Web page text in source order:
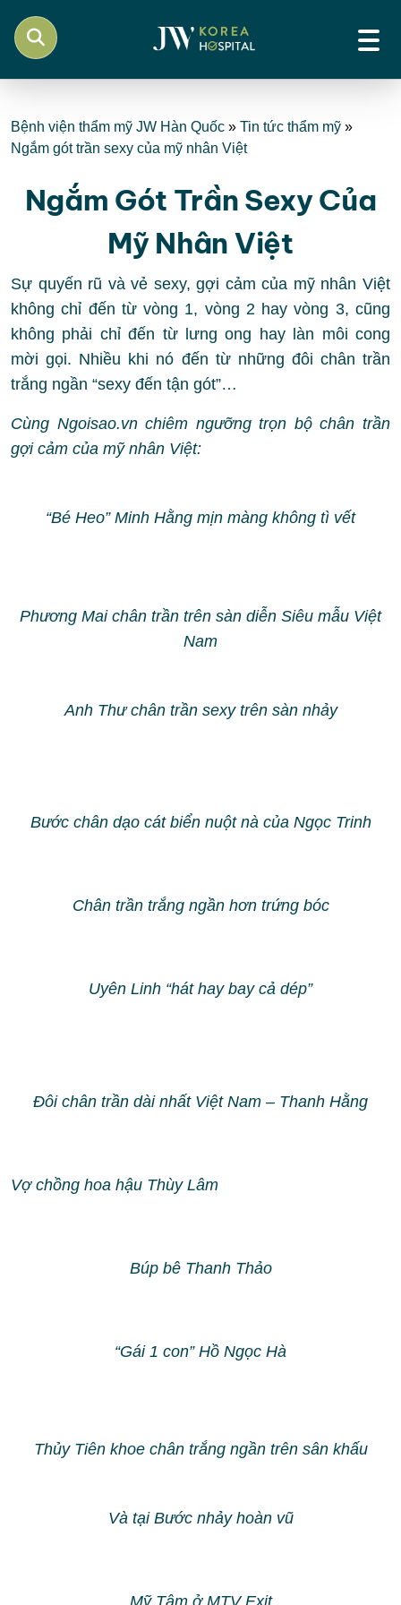
Bệnh viện thẩm mỹ JW Hàn Quốc » Tin tức thẩm mỹ »
Ngắm gót trần sexy của mỹ nhân Việt
Ngắm Gót Trần Sexy Của
Mỹ Nhân Việt
Sự quyến rũ và vẻ sexy, gợi cảm của mỹ nhân Việt
không chỉ đến từ vòng 1, vòng 2 hay vòng 3, cũng
không phải chỉ đến từ lưng ong hay làn môi cong
mời gọi. Nhiều khi nó đến từ những đôi chân trần
trắng ngần “sexy đến tận gót”…
Cùng Ngoisao.vn chiêm ngưỡng trọn bộ chân trần
gợi cảm của mỹ nhân Việt:
“Bé Heo” Minh Hằng mịn màng không tì vết
Phương Mai chân trần trên sàn diễn Siêu mẫu Việt
Nam
Anh Thư chân trần sexy trên sàn nhảy
Bước chân dạo cát biển nuột nà của Ngọc Trinh
Chân trần trắng ngần hơn trứng bóc
Uyên Linh “hát hay bay cả dép”
Đôi chân trần dài nhất Việt Nam – Thanh Hằng
Vợ chồng hoa hậu Thùy Lâm
Búp bê Thanh Thảo
“Gái 1 con” Hồ Ngọc Hà
Thủy Tiên khoe chân trắng ngần trên sân khấu
Và tại Bước nhảy hoàn vũ
Mỹ Tâm ở MTV Exit